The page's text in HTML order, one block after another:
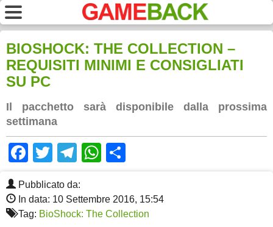
BIOSHOCK: THE COLLECTION –
REQUISITI MINIMI E CONSIGLIATI
SU PC
Il pacchetto sarà disponibile dalla prossima
settimana
Facebook
TwitterTelegram
WhatsApp
Pubblicato da:
In data: 10 Settembre 2016, 15:54
Tag: BioShock: The Collection